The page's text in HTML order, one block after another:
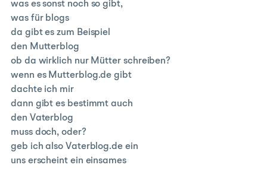
was es sonst noch so gibt,
was für blogs
da gibt es zum Beispiel
den Mutterblog
ob da wirklich nur Mütter schreiben?
wenn es Mutterblog.de gibt
dachte ich mir
dann gibt es bestimmt auch
den Vaterblog
muss doch, oder?
geb ich also Vaterblog.de ein
uns erscheint ein einsames